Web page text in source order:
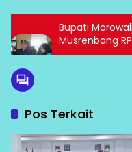
Bupati
Musrenbang
Kecamatan
Pos Terkait